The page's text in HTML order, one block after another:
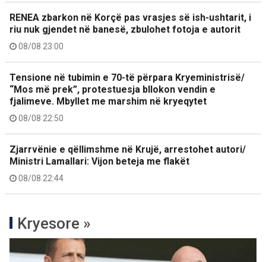
RENEA zbarkon në Korçë pas vrasjes së ish-ushtarit, i
riu nuk gjendet në banesë, zbulohet fotoja e autorit
08/08 23:00
Tensione në tubimin e 70-të përpara Kryeministrisë/
“Mos më prek”, protestuesja bllokon vendin e
fjalimeve. Mbyllet me marshim në kryeqytet
08/08 22:50
Zjarrvënie e qëllimshme në Krujë, arrestohet autori/
Ministri Lamallari: Vijon beteja me flakët
08/08 22:44
Kryesore »